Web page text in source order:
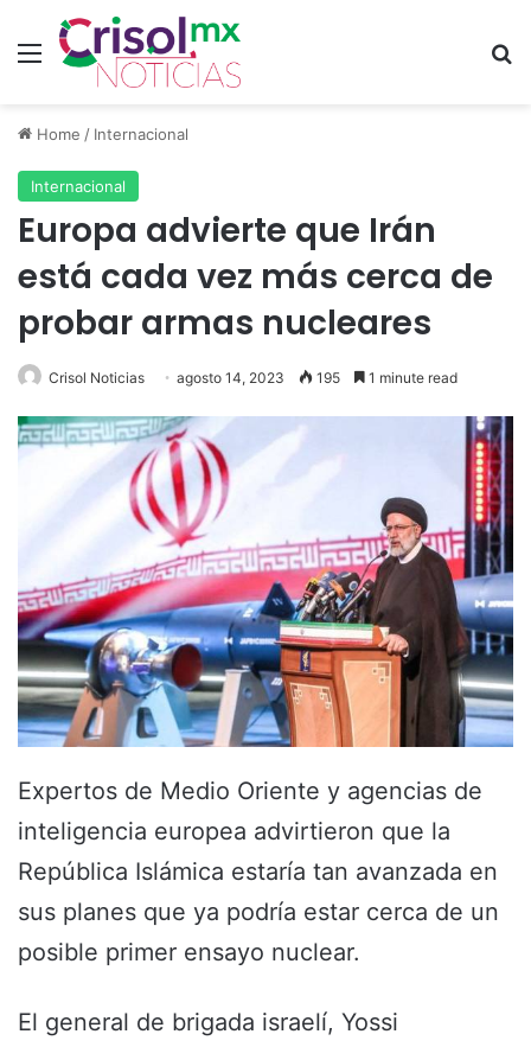
Menu
Home / Internacional
Internacional
Europa advierte que Irán
está cada vez más cerca de
probar armas nucleares
Crisol Noticias agosto 14, 2023 195 1 minute read
Expertos de Medio Oriente y agencias de
inteligencia europea advirtieron que la
República Islámica estaría tan avanzada en
sus planes que ya podría estar cerca de un
posible primer ensayo nuclear.
El general de brigada israelí, Yossi